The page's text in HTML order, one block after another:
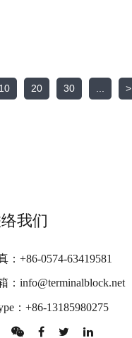
10 20 30 >
我们
：+86-0574-63419581
：info@terminalblock.net
：+86-13185980275